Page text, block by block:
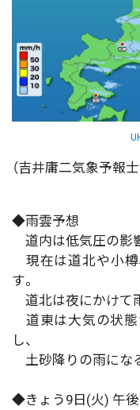
（吉井庸二気象予報
◆雨雲予想
道内は低気圧の影
現在は道北や小樽
す。
道北は夜にかけて
道東は大気の状態
し、
土砂降りの雨にな
◆きょう9日(火) 午